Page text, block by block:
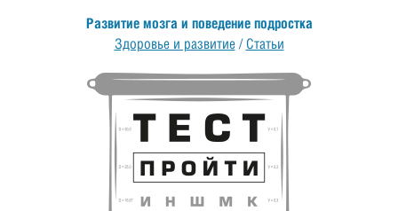
Развитие мозга и поведение подростка
Здоровье и развитие/Статьи